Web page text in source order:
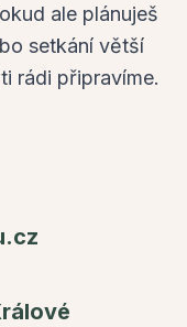
ale plánuješ
setkání větší
rádi připravíme.